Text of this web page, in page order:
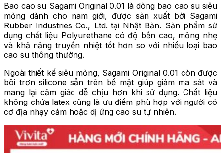
Bao cao su Sagami Original 0.01 là dòng bao cao su siêu
mỏng dành cho nam giới, được sản xuất bởi Sagami
Rubber Industries Co., Ltd. tại Nhật Bản. Sản phẩm sử
dụng chất liệu Polyurethane có độ bền cao, mỏng nhẹ
và khả năng truyền nhiệt tốt hơn so với nhiều loại bao
cao su thông thường.
Ngoài thiết kế siêu mỏng, Sagami Original 0.01 còn được
bôi trơn silicone sẵn trên bề mặt giúp giảm ma sát và
mang lại cảm giác dễ chịu hơn khi sử dụng. Chất liệu
không chứa latex cũng là ưu điểm phù hợp với người có
cơ địa nhạy cảm hoặc dị ứng cao su tự nhiên.